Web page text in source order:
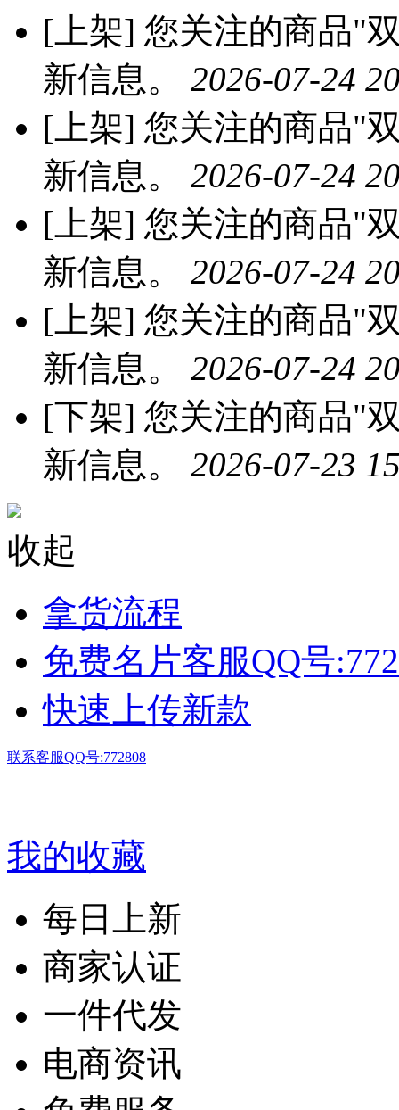
[上架] 您关注的商品"
新信息。 2026-07-24
[上架] 您关注的商品"
新信息。 2026-07-24
[上架] 您关注的商品"
新信息。 2026-07-24
[上架] 您关注的商品"
新信息。 2026-07-24
[下架] 您关注的商品"
新信息。 2026-07-23
收起
拿货流程
免费名片客服QQ号
快速上传新款
联系客服QQ号:772808
我的收藏
每日上新
商家认证
一件代发
电商资讯